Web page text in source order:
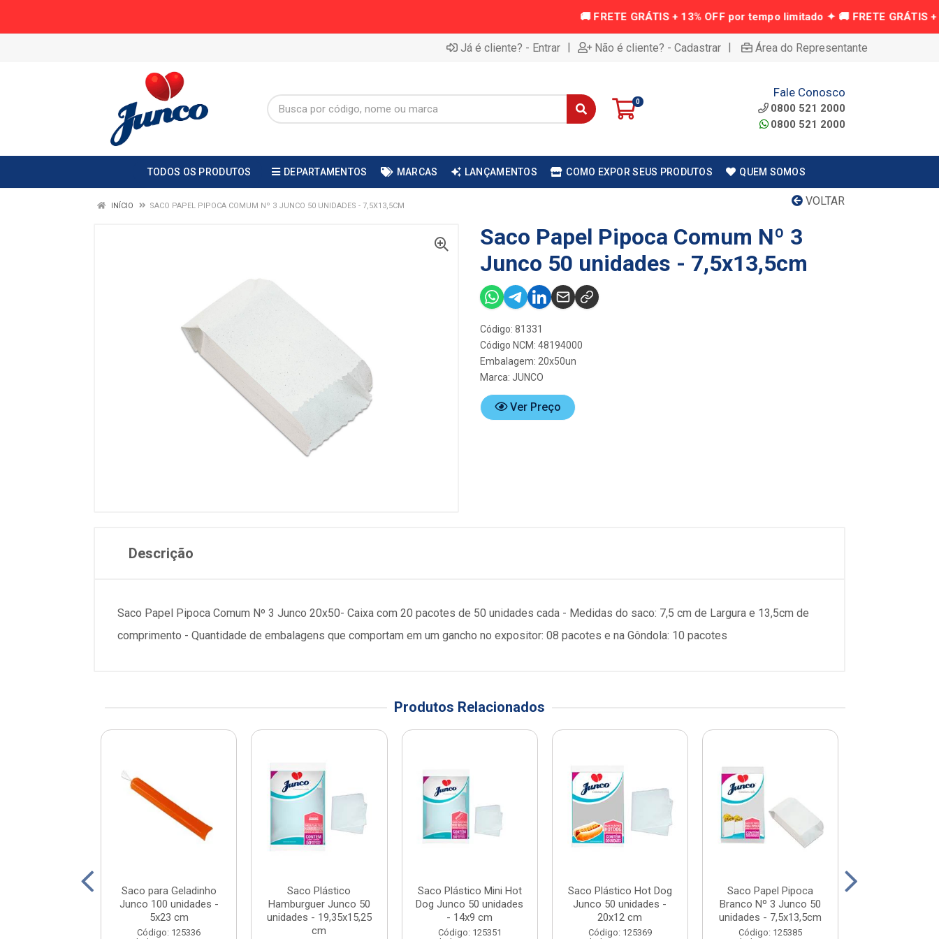
Já é cliente? - Entrar | Não é cliente? - Cadastrar | Área do Representante
0
Fale Conosco
0800 521 2000
0800 521 2000
TODOS OS PRODUTOS DEPARTAMENTOS MARCAS LANÇAMENTOS COMO EXPOR SEUS PRODUTOS QUEM SOMOS
VOLTAR
INÍCIO SACO PAPEL PIPOCA COMUM Nº 3 JUNCO 50 UNIDADES - 7,5X13,5CM
Saco Papel Pipoca Comum Nº 3
Junco 50 unidades - 7,5x13,5cm
Código: 81331
Código NCM: 48194000
Embalagem: 20x50un
Marca: JUNCO
Ver Preço
Descrição
Saco Papel Pipoca Comum Nº 3 Junco 20x50- Caixa com 20 pacotes de 50 unidades cada - Medidas do saco: 7,5 cm de Largura e 13,5cm de
comprimento - Quantidade de embalagens que comportam em um gancho no expositor: 08 pacotes e na Gôndola: 10 pacotes
Produtos Relacionados
Saco para Geladinho
Junco 100 unidades -
5x23 cm
Código: 125336
Saco Plástico
Hamburguer Junco 50
unidades - 19,35x15,25
cm
Saco Plástico Mini Hot
Dog Junco 50 unidades
- 14x9 cm
Código: 125351
Saco Plástico Hot Dog
Junco 50 unidades -
20x12 cm
Código: 125369
Saco Papel Pipoca
Branco Nº 3 Junco 50
unidades - 7,5x13,5cm
Código: 125385